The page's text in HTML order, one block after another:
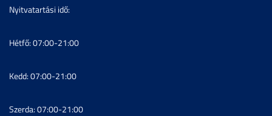
Nyitvatartási idő:
Hétfő: 07:00-21:00
Kedd: 07:00-21:00
Szerda: 07:00-21:00